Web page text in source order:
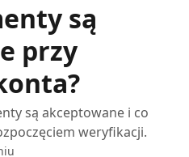
są
przy
są akceptowane i co
weryfikacji.